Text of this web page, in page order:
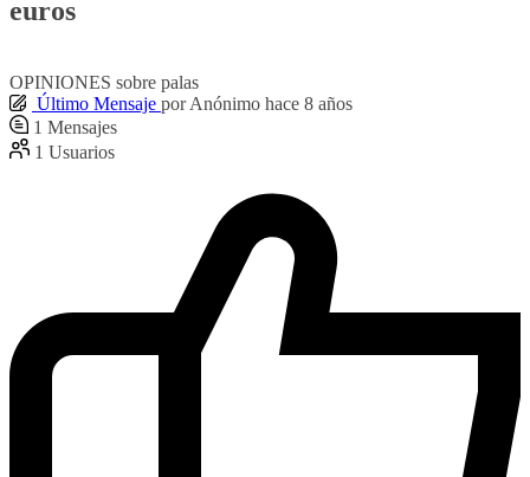
euros
OPINIONES sobre palas
Último Mensaje por Anónimo hace 8 años
1 Mensajes
1 Usuarios